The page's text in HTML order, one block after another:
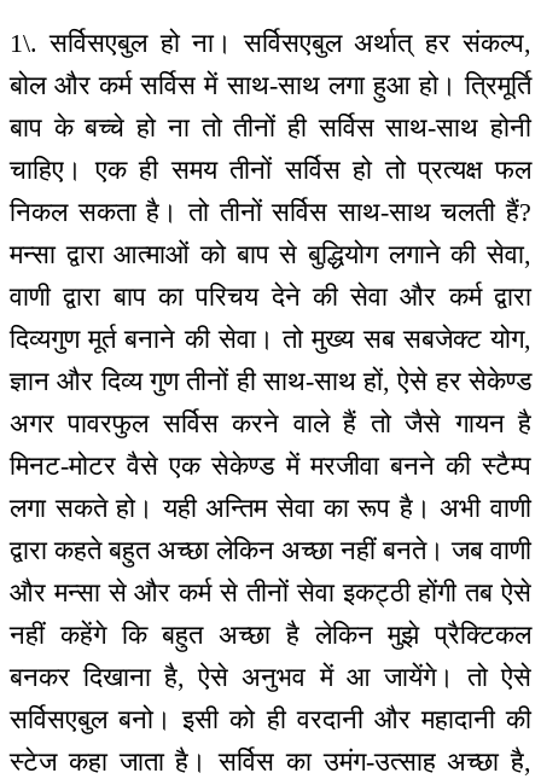
1\. सर्विसएबुल हो ना। सर्विसएबुल अर्थात् हर संकल्प,
बोल और कर्म सर्विस में साथ-साथ लगा हुआ हो। त्रिमूर्ति
बाप के बच्चे हो ना तो तीनों ही सर्विस साथ-साथ होनी
चाहिए। एक ही समय तीनों सर्विस हो तो प्रत्यक्ष फल
निकल सकता है। तो तीनों सर्विस साथ-साथ चलती हैं?
मन्सा द्वारा आत्माओं को बाप से बुद्धियोग लगाने की सेवा,
वाणी द्वारा बाप का परिचय देने की सेवा और कर्म द्वारा
दिव्यगुण मूर्त बनाने की सेवा। तो मुख्य सब सबजेक्ट योग,
ज्ञान और दिव्य गुण तीनों ही साथ-साथ हों, ऐसे हर सेकेण्ड
अगर पावरफुल सर्विस करने वाले हैं तो जैसे गायन है
मिनट-मोटर वैसे एक सेकेण्ड में मरजीवा बनने की स्टैम्प
लगा सकते हो। यही अन्तिम सेवा का रूप है। अभी वाणी
द्वारा कहते बहुत अच्छा लेकिन अच्छा नहीं बनते। जब वाणी
और मन्सा से और कर्म से तीनों सेवा इकट्ठी होंगी तब ऐसे
नहीं कहेंगे कि बहुत अच्छा है लेकिन मुझे प्रैक्टिकल
बनकर दिखाना है, ऐसे अनुभव में आ जायेंगे। तो ऐसे
सर्विसएबुल बनो। इसी को ही वरदानी और महादानी की
स्टेज कहा जाता है। सर्विस का उमंग-उत्साह अच्छा है,